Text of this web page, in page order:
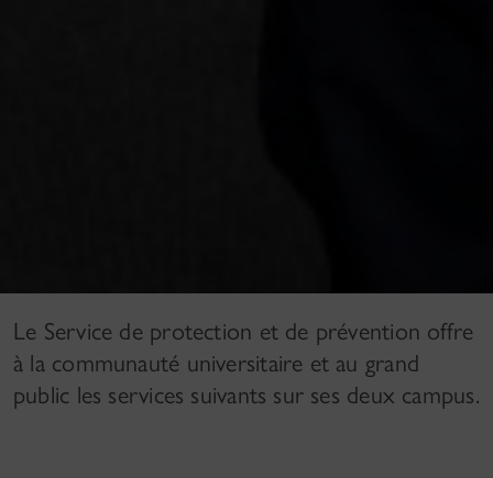
Le Service de protection et de prévention offre
à la communauté universitaire et au grand
public les services suivants sur ses deux campus.